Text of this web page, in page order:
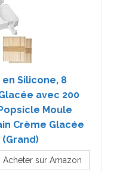
Silicone, 8
avec 200
Moule
Crème Glacée
Acheter sur Amazon